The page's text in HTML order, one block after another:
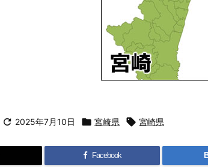
 2025年7月10日  宮崎県  宮崎県
Facebook